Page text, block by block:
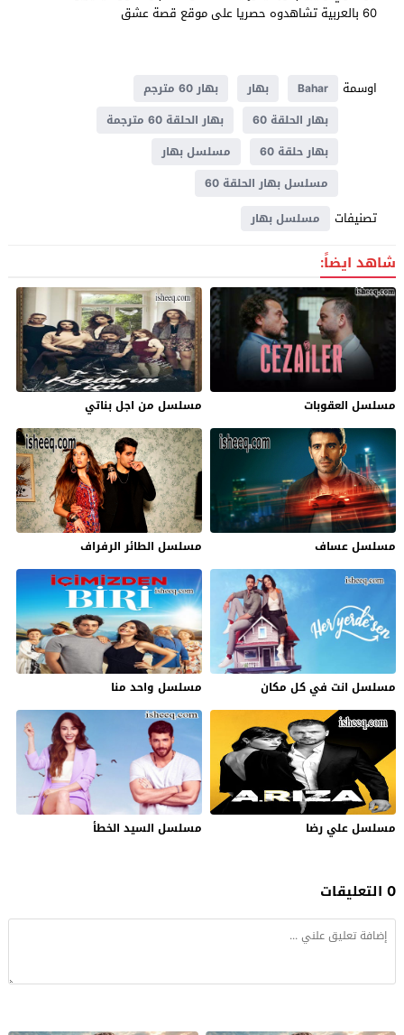
60 بالعربية تشاهدوه حصريا على موقع قصة عشق
اوسمة Bahar بهار
بهار 60 مترجم
بهار الحلقة 60
بهار الحلقة 60 مترجمة
بهار حلقة 60
مسلسل بهار
مسلسل بهار الحلقة 60
تصنيفات مسلسل بهار
شاهد ايضاً:
مسلسل العقوبات مسلسل من اجل بناتي
مسلسل عساف مسلسل الطائر الرفراف
مسلسل انت في كل مكان مسلسل واحد منا
مسلسل علي رضا مسلسل السيد الخطأ
0 التعليقات